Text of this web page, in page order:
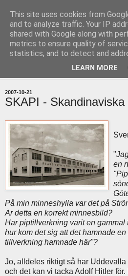
med stort och smått från
2007-10-21
SKAPI - Skandinaviska
"
en
På min minneshylla var det på
Är detta en korrekt minnesbild?
Har piptillverkning varit en
hur kom det sig att det hamnade
tillverkning hamnade här"?
Jo, alldeles riktigt så har
och det kan vi tacka Adolf Hitler för.
This site uses cookies from
and to analyze traffic. Your IP
shared with Google along with
metrics to ensure quality of
statistics, and to detect and
LEARN MORE